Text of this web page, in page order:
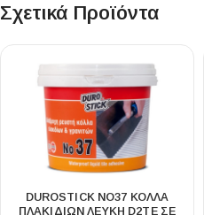
Σχετικά Προϊόντα
DUROSTICK NΟ37 ΚΟΛΛΑ
ΠΛΑΚΙΔΙΩΝ ΛΕΥΚΗ D2TE ΣΕ